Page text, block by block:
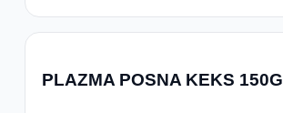
PLAZMA POSNA KEKS 150G